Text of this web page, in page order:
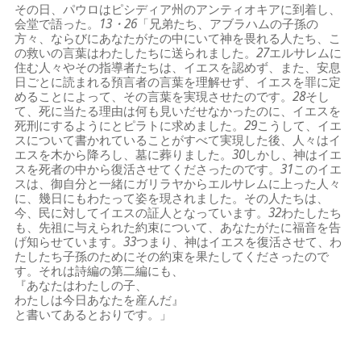
その日、パウロはピシディア州のアンティオキアに到着し、
会堂で語った。 13・26「兄弟たち、アブラハムの子孫の
方々、ならびにあなたがたの中にいて神を畏れる人たち、こ
の救いの言葉はわたしたちに送られました。27エルサレムに
住む人々やその指導者たちは、イエスを認めず、また、安息
日ごとに読まれる預言者の言葉を理解せず、イエスを罪に定
めることによって、その言葉を実現させたのです。28そし
て、死に当たる理由は何も見いだせなかったのに、イエスを
死刑にするようにとピラトに求めました。29こうして、イエ
スについて書かれていることがすべて実現した後、人々はイ
エスを木から降ろし、墓に葬りました。30しかし、神はイエ
スを死者の中から復活させてくださったのです。31このイエ
スは、御自分と一緒にガリラヤからエルサレムに上った人々
に、幾日にもわたって姿を現されました。その人たちは、
今、民に対してイエスの証人となっています。32わたしたち
も、先祖に与えられた約束について、あなたがたに福音を告
げ知らせています。33つまり、神はイエスを復活させて、わ
たしたち子孫のためにその約束を果たしてくださったので
す。それは詩編の第二編にも、
『あなたはわたしの子、
わたしは今日あなたを産んだ』
と書いてあるとおりです。」